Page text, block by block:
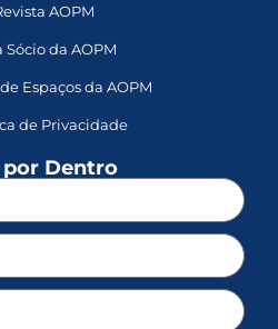
AOPM
Sócio da AOPM
Espaços da AOPM
de Privacidade
por Dentro